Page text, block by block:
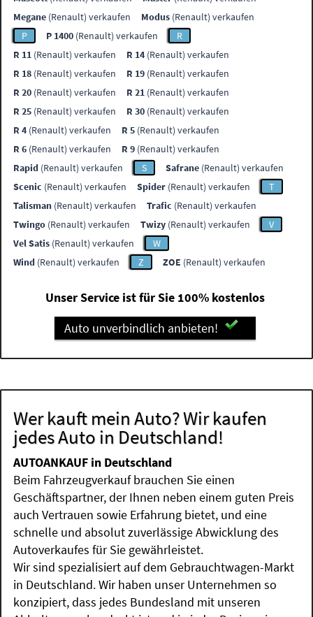
Megane (Renault) verkaufen Modus (Renault) verkaufen
P
P 1400 (Renault) verkaufen
R
R 11 (Renault) verkaufen R 14 (Renault) verkaufen
R 18 (Renault) verkaufen R 19 (Renault) verkaufen
R 20 (Renault) verkaufen R 21 (Renault) verkaufen
R 25 (Renault) verkaufen R 30 (Renault) verkaufen
R 4 (Renault) verkaufen R 5 (Renault) verkaufen
R 6 (Renault) verkaufen R 9 (Renault) verkaufen
Rapid (Renault) verkaufen S Safrane (Renault) verkaufen
Scenic (Renault) verkaufen Spider (Renault) verkaufen
T
Talisman (Renault) verkaufen Trafic (Renault) verkaufen
Twingo (Renault) verkaufen Twizy (Renault) verkaufen
V
Vel Satis (Renault) verkaufen
W
Wind (Renault) verkaufen Z ZOE (Renault) verkaufen
Unser Service ist für Sie 100% kostenlos
Auto unverbindlich anbieten!
Wer kauft mein Auto? Wir kaufen
jedes Auto in Deutschland!
AUTOANKAUF in Deutschland
Beim Fahrzeugverkauf brauchen Sie einen
Geschäftspartner, der Ihnen neben einem guten Preis
auch Vertrauen sowie Erfahrung bietet, und eine
schnelle und absolut zuverlässige Abwicklung des
Autoverkaufes für Sie gewährleistet.
Wir sind spezialisiert auf dem Gebrauchtwagen-Markt
in Deutschland. Wir haben unser Unternehmen so
konzipiert, dass jedes Bundesland mit unseren